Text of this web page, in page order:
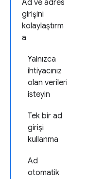
Ad ve adres
girişini
kolaylaştırm
a
Yalnızca
ihtiyacınız
olan verileri
isteyin
Tek bir ad
girişi
kullanma
Ad
otomatik